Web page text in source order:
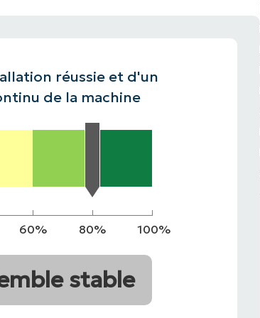
réussie et d'un
de la machine
60% 80% 100%
stable